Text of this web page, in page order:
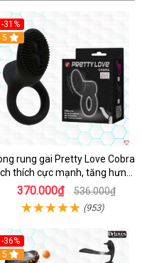
-31%
5
rung gai Pretty Love Cobra
thích cực mạnh, tăng hưng
phấn
370.000₫ 536.000₫
(953)
-36%
Hot
5